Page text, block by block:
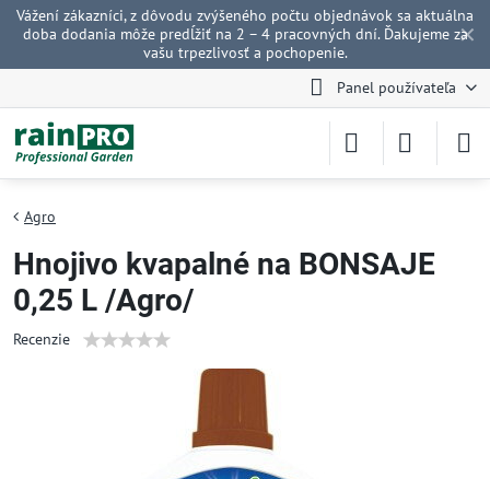
✕
Vážení zákazníci, z dôvodu zvýšeného počtu objednávok sa aktuálna
doba dodania môže predĺžiť na 2 – 4 pracovných dní. Ďakujeme za
vašu trpezlivosť a pochopenie.
Panel používateľa
Agro
Hnojivo kvapalné na BONSAJE
0,25 L /Agro/
Recenzie